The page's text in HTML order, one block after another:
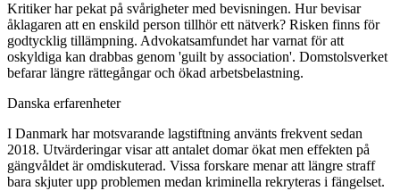
Kritiker har pekat på svårigheter med bevisningen. Hur bevisar
åklagaren att en enskild person tillhör ett nätverk? Risken finns för
godtycklig tillämpning. Advokatsamfundet har varnat för att
oskyldiga kan drabbas genom 'guilt by association'. Domstolsverket
befarar längre rättegångar och ökad arbetsbelastning.
Danska erfarenheter
I Danmark har motsvarande lagstiftning använts frekvent sedan
2018. Utvärderingar visar att antalet domar ökat men effekten på
gängvåldet är omdiskuterad. Vissa forskare menar att längre straff
bara skjuter upp problemen medan kriminella rekryteras i fängelset.